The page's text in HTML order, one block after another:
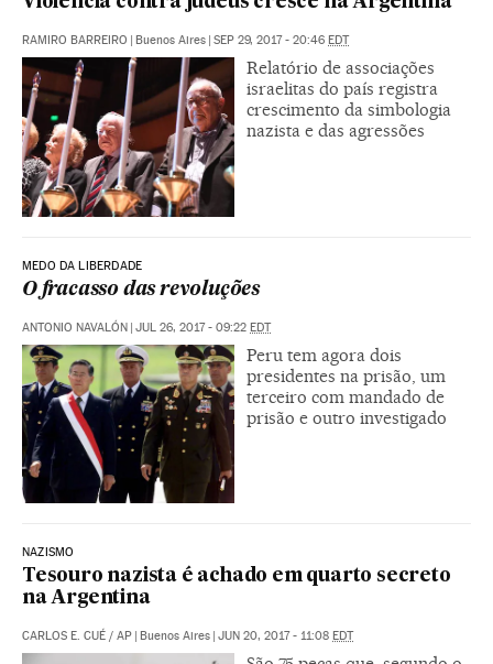
RAMIRO BARREIRO | Buenos Aires | SEP 29, 2017 - 20:46 EDT
Relatório de associações
israelitas do país registra
crescimento da simbologia
nazista e das agressões
MEDO DA LIBERDADE
O fracasso das revoluções
ANTONIO NAVALÓN | JUL 26, 2017 - 09:22 EDT
Peru tem agora dois
presidentes na prisão, um
terceiro com mandado de
prisão e outro investigado
NAZISMO
Tesouro nazista é achado em quarto secreto
na Argentina
CARLOS E. CUÉ / AP Buenos Aires JUN 20, 2017 - 11:08 EDT